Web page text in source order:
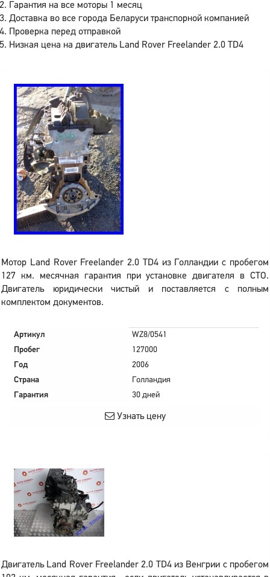
Гарантия на все моторы 1 месяц
Доставка во все города Беларуси транспорной компанией
Проверка перед отправкой
Низкая цена на двигатель Land Rover Freelander 2.0 TD4
Мотор Land Rover Freelander 2.0 TD4 из Голландии с пробегом
127 км. месячная гарантия при установке двигателя в СТО.
Двигатель юридически чистый и поставляется с полным
комплектом документов.
Артикул
WZ8/0541
Пробег
127000
Год
2006
Страна
Голландия
Гарантия
30 дней
Узнать цену
Двигатель Land Rover Freelander 2.0 TD4 из Венгрии с пробегом